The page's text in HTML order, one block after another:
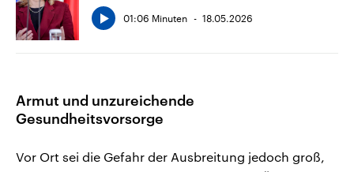
01:06 Minuten 18.05.2026
Armut und unzureichende
Gesundheitsvorsorge
Vor Ort sei die Gefahr der Ausbreitung jedoch groß,